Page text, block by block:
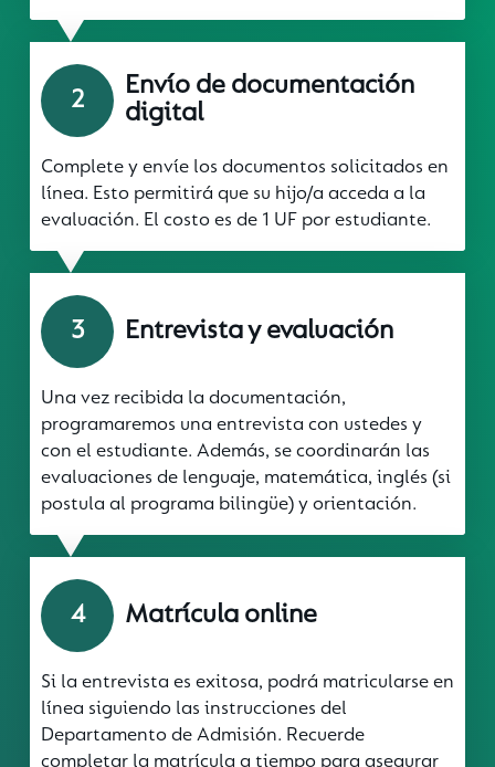
2
Envío de documentación
digital
Complete y envíe los documentos solicitados en
línea. Esto permitirá que su hijo/a acceda a la
evaluación. El costo es de 1 UF por estudiante.
3 Entrevista y evaluación
Una vez recibida la documentación,
programaremos una entrevista con ustedes y
con el estudiante. Además, se coordinarán las
evaluaciones de lenguaje, matemática, inglés (si
postula al programa bilingüe) y orientación.
4 Matrícula online
Si la entrevista es exitosa, podrá matricularse en
línea siguiendo las instrucciones del
Departamento de Admisión. Recuerde
completar la matrícula a tiempo para asegurar